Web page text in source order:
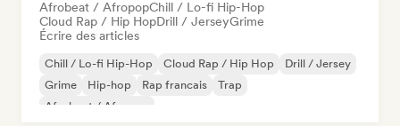
Afrobeat / AfropopChill / Lo-fi Hip-Hop
Cloud Rap / Hip HopDrill / JerseyGrime
Écrire des articles
Chill / Lo-fi Hip-Hop Cloud Rap / Hip Hop
Drill / Jersey
Grime
Hip-hop Rap francais
Trap
Afrobeat / Afropop